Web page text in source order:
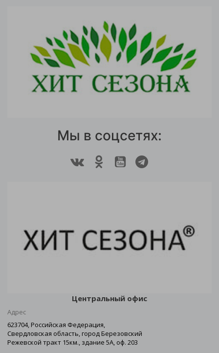
Мы в соцсетях:
Центральный офис
Адрес
623704, Российская Федерация,
Свердловская область, город Березовский
Режевской тракт 15км., здание 5А, оф. 203